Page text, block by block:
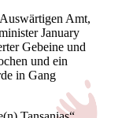
Amt,
January
Gebeine und
und ein
in Gang